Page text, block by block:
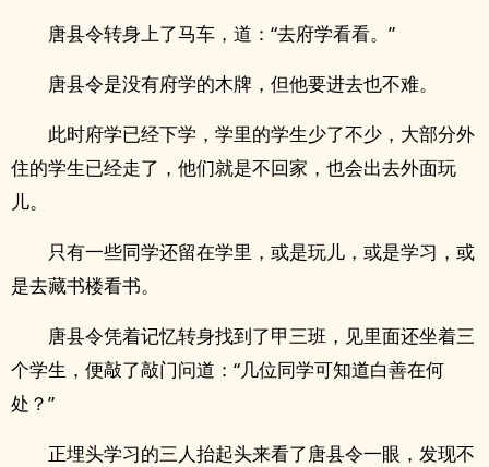
唐县令转身上了马车，道：“去府学看看。”
唐县令是没有府学的木牌，但他要进去也不难。
此时府学已经下学，学里的学生少了不少，大部分外
住的学生已经走了，他们就是不回家，也会出去外面玩
儿。
只有一些同学还留在学里，或是玩儿，或是学习，或
是去藏书楼看书。
唐县令凭着记忆转身找到了甲三班，见里面还坐着三
个学生，便敲了敲门问道：“几位同学可知道白善在何
处？”
正埋头学习的三人抬起头来看了唐县令一眼，发现不